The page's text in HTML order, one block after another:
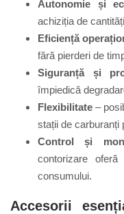
Autonomie și
achiziția de
Eficiență
fără pierderi de
Siguranță și
împiedică
Flexibilitate –
stații de carburanți
Control și
contorizare
consumului.
Accesorii